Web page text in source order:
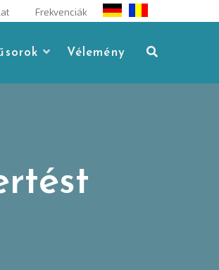
Frekvenciák
Vélemény